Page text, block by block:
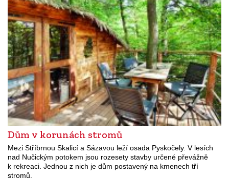
Dům v korunách stromů
Mezi Stříbrnou Skalicí a Sázavou leží osada Pyskočely. V lesích
nad Nučickým potokem jsou rozesety stavby určené převážně
k rekreaci. Jednou z nich je dům postavený na kmenech tří
stromů.